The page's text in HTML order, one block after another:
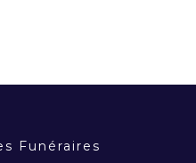
Funéraires